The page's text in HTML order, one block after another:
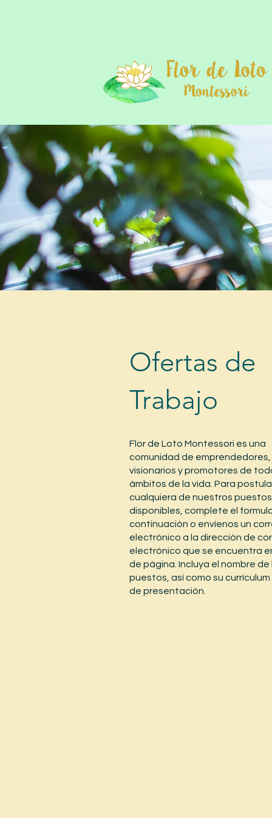
Ofertas de
Trabajo
Flor de Loto Montessori es una
comunidad de emprendedores,
visionarios y promotores de
ámbitos de la vida. Para
cualquiera de nuestros puestos
disponibles, complete el
continuación o envíenos un
electrónico a la dirección de
electrónico que se encuentra
de página. Incluya el nombre de
puestos, así como su
de presentación.